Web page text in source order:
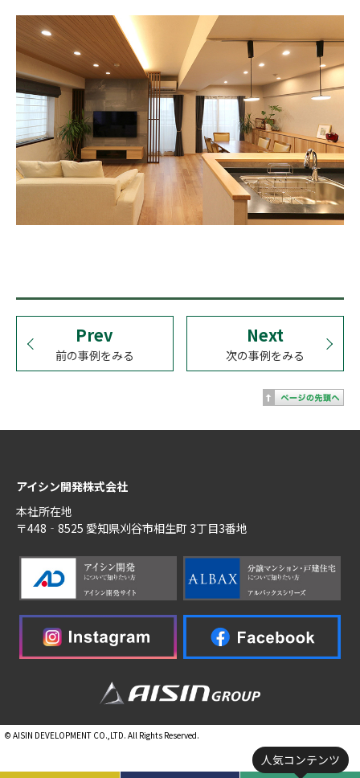
人気コンテンツ
Prev
前の事例をみる
Next
次の事例をみる
アイシン開発株式会社
本社所在地
〒448‐8525 愛知県刈谷市相生町 3丁目3番地
© AISIN DEVELOPMENT CO.,LTD. All Rights Reserved.